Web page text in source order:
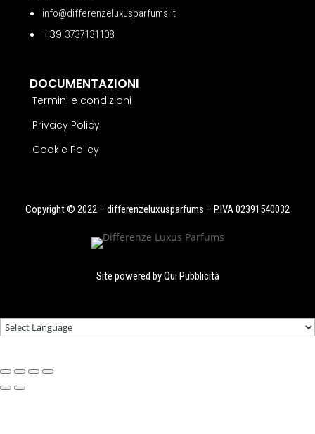
info@differenzeluxusparfums.it
+39 3737131108
DOCUMENTAZIONI
Termini e condizioni
Privacy Policy
Cookie Policy
Copyright © 2022 – differenzeluxusparfums – P.IVA 02391540032
Site powered byQui Pubblicità